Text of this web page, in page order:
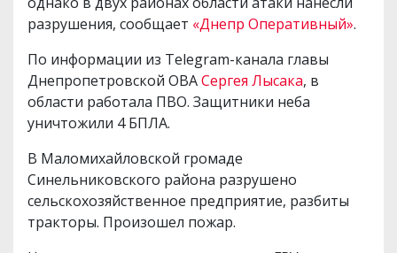
разрушения, сообщает «Днепр Оперативный».
По информации из Telegram-канала главы
Днепропетровской ОВАСергея Лысака, в
области работала ПВО. Защитники неба
уничтожили 4 БПЛА.
В Маломихайловской громаде
Синельниковского района разрушено
сельскохозяйственное предприятие, разбиты
тракторы. Произошел пожар.